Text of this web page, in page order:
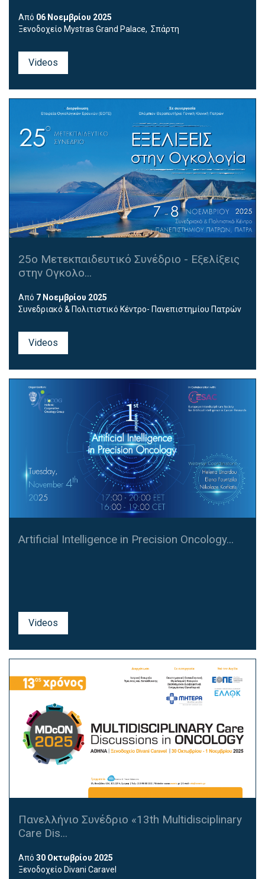
Από 06 Νοεμβρίου 2025
Ξενοδοχείο Mystras Grand Palace, Σπάρτη
Videos
25ο Μετεκπαιδευτικό Συνέδριο - Εξελίξεις
στην Ογκολο...
Από 7 Νοεμβρίου 2025
Συνεδριακό & Πολιτιστικό Κέντρο- Πανεπιστημίου Πατρών
Videos
Artificial Intelligence in Precision Oncology...
Videos
Πανελλήνιο Συνέδριο «13th Multidisciplinary
Care Dis...
Από 30 Οκτωβρίου 2025
Ξενοδοχείο Divani Caravel